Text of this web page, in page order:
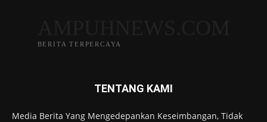
BERITA TERPERCAYA
TENTANG KAMI
Media Berita Yang Mengedepankan Keseimbangan, Tidak